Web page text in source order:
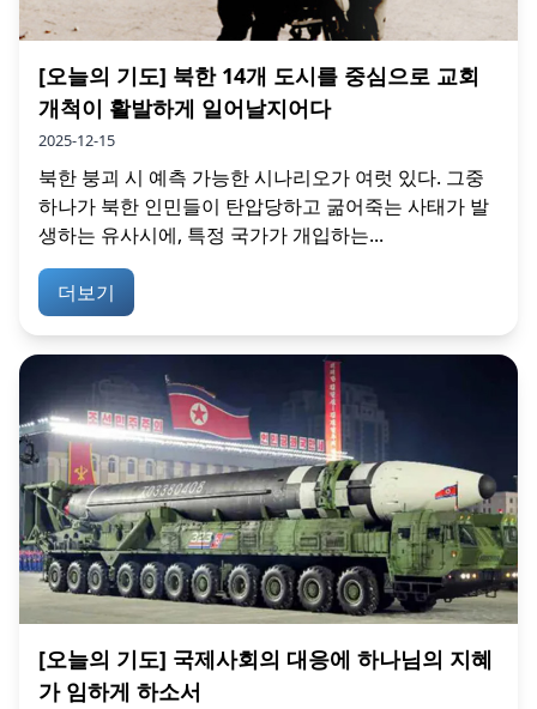
[오늘의 기도] 북한 14개 도시를 중심으로 교회
개척이 활발하게 일어날지어다
2025-12-15
북한 붕괴 시 예측 가능한 시나리오가 여럿 있다. 그중
하나가 북한 인민들이 탄압당하고 굶어죽는 사태가 발
생하는 유사시에, 특정 국가가 개입하는...
더보기
[오늘의 기도] 국제사회의 대응에 하나님의 지혜
가 임하게 하소서